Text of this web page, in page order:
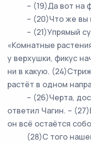
– (19)Да вот на
– (20)Что же вы в
– (21)Упрямый
«Комнатные
у верхушки, фикус
ни в какую.
растёт в одном
– (26)Черта,
ответил Чагин. –
он всё остаётся
(28)С того